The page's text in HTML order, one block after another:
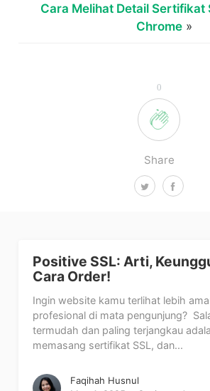
0
Share
Cara Melihat Detail Sertifikat
Chrome »
Positive SSL: Arti,
Cara Order!
Ingin website kamu terlihat lebih
profesional di mata pengunjung?
termudah dan paling terjangkau
memasang sertifikat SSL, dan...
Faqihah Husnul